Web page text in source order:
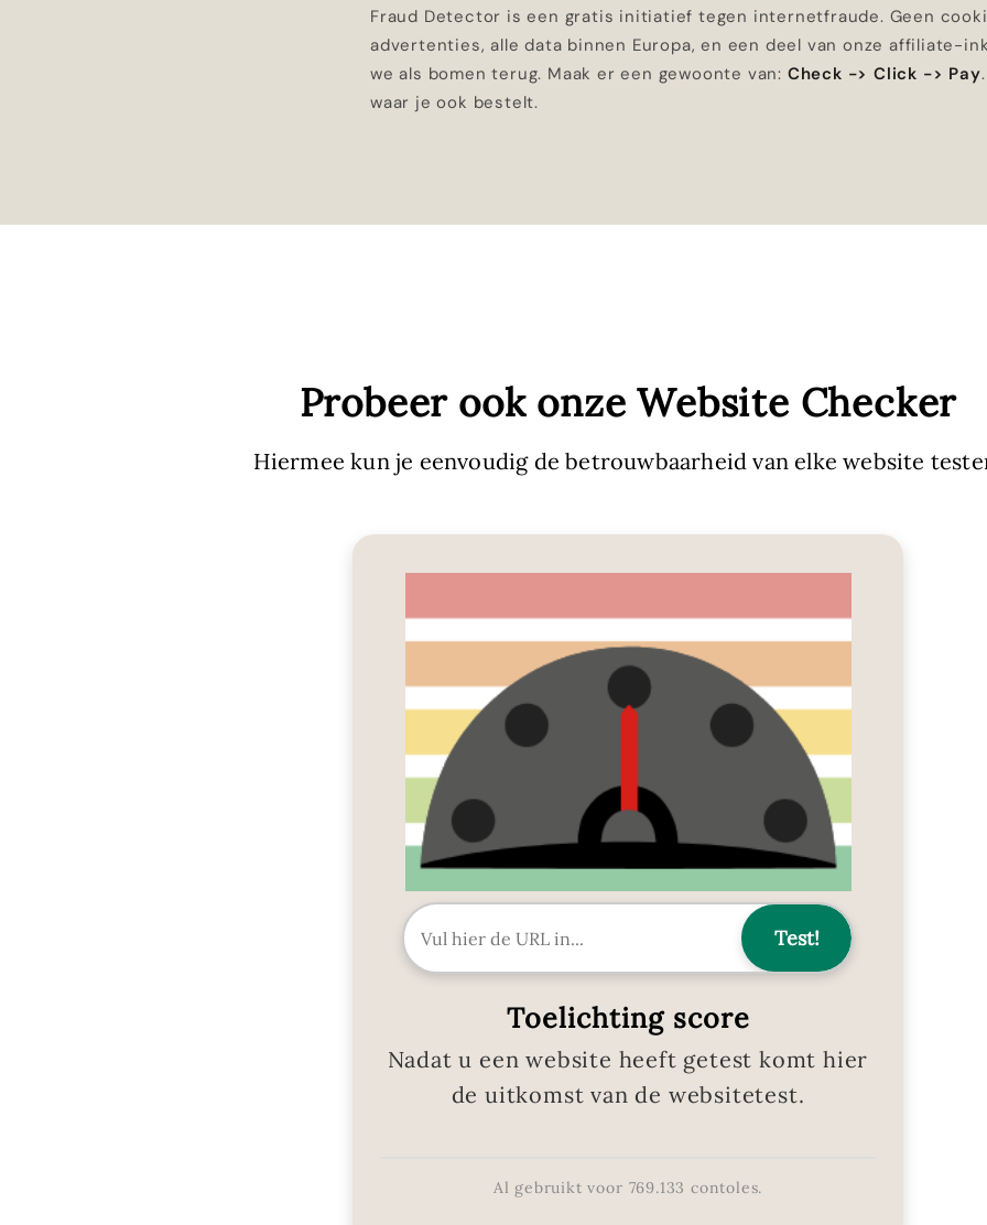
Fraud Detector is een gratis initiatief tegen internetfraude. Geen
advertenties, alle data binnen Europa, en een deel van onze affiliate-
we als bomen terug. Maak er een gewoonte van: Check -> Click -> Pay
waar je ook bestelt.
Probeer ook onze Website Checker
Hiermee kun je eenvoudig de betrouwbaarheid van elke website
Toelichting score
Nadat u een website heeft getest komt hier
de uitkomst van de websitetest.
Al gebruikt voor 769.133 contoles.